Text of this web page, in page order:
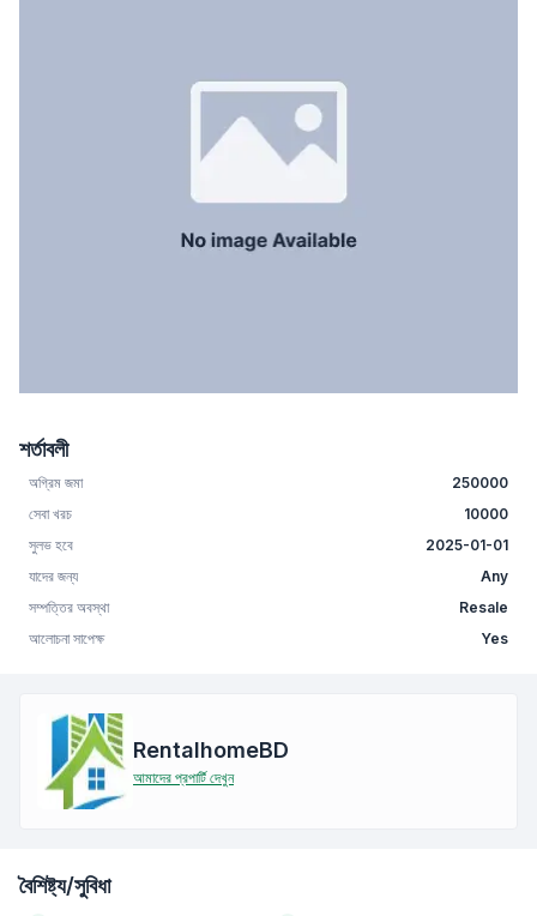
শর্তাবলী
অগ্রিম জমা
250000
সেবা খরচ
10000
সুলভ হবে
2025-01-01
যাদের জন্য
Any
সম্পত্তির অবস্থা
Resale
আলোচনা সাপেক্ষ
Yes
RentalhomeBD
আমাদের প্রপার্টি দেখুন
বৈশিষ্ট্য/সুবিধা